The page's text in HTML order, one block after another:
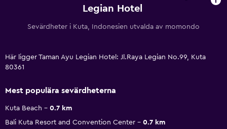
Legian Hotel
Sevärdheter i Kuta, Indonesien utvalda av momondo
Här ligger Taman Ayu Legian Hotel: Jl.Raya Legian No.99, Kuta
80361
Mest populära sevärdheterna
Kuta Beach
0.7 km
Bali Kuta Resort and Convention Center
0.7 km